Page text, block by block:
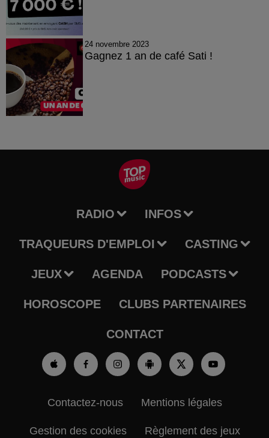
24 novembre 2023
Gagnez 1 an de café Sati !
RADIO INFOS
TRAQUEURS D'EMPLOI CASTING
JEUX AGENDA PODCASTS
HOROSCOPE CLUBS PARTENAIRES
CONTACT
Contactez-nous Mentions légales
Gestion des cookies Règlement des jeux